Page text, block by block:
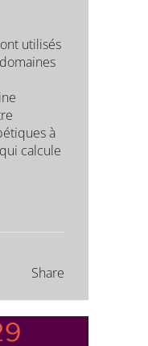
utilisés
à
calcule
Share